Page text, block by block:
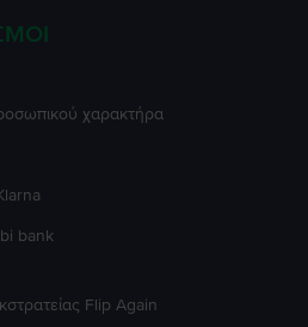
χαρακτήρα
bank
Flip Again